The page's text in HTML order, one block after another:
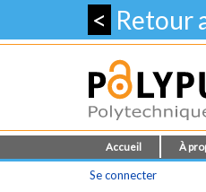
< Retour
Accueil À
Se connecter